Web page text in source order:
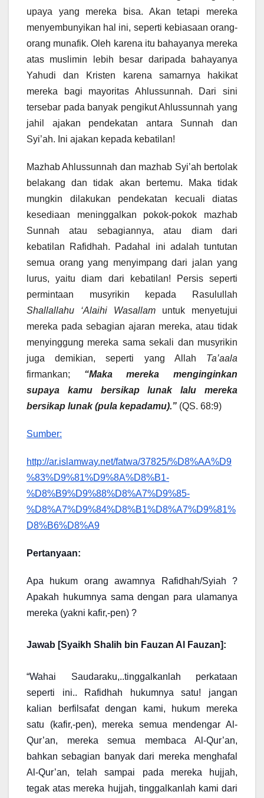
upaya yang mereka bisa. Akan tetapi mereka
menyembunyikan hal ini, seperti kebiasaan orang-
orang munafik. Oleh karena itu bahayanya mereka
atas muslimin lebih besar daripada bahayanya
Yahudi dan Kristen karena samarnya hakikat
mereka bagi mayoritas Ahlussunnah. Dari sini
tersebar pada banyak pengikut Ahlussunnah yang
jahil ajakan pendekatan antara Sunnah dan
Syi’ah. Ini ajakan kepada kebatilan!
Mazhab Ahlussunnah dan mazhab Syi’ah bertolak
belakang dan tidak akan bertemu. Maka tidak
mungkin dilakukan pendekatan kecuali diatas
kesediaan meninggalkan pokok-pokok mazhab
Sunnah atau sebagiannya, atau diam dari
kebatilan Rafidhah. Padahal ini adalah tuntutan
semua orang yang menyimpang dari jalan yang
lurus, yaitu diam dari kebatilan! Persis seperti
permintaan musyrikin kepada Rasulullah
Shallallahu ‘Alaihi Wasallam untuk menyetujui
mereka pada sebagian ajaran mereka, atau tidak
menyinggung mereka sama sekali dan musyrikin
juga demikian, seperti yang Allah Ta’aala
firmankan; “Maka mereka menginginkan
supaya kamu bersikap lunak lalu mereka
bersikap lunak (pula kepadamu).” (QS. 68:9)
Sumber:
http://ar.islamway.net/fatwa/37825/%D8%AA%D9
%83%D9%81%D9%8A%D8%B1-
%D8%B9%D9%88%D8%A7%D9%85-
%D8%A7%D9%84%D8%B1%D8%A7%D9%81%
D8%B6%D8%A9
Pertanyaan:
Apa hukum orang awamnya Rafidhah/Syiah ?
Apakah hukumnya sama dengan para ulamanya
mereka (yakni kafir,-pen) ?
Jawab [Syaikh Shalih bin Fauzan Al Fauzan]:
“Wahai Saudaraku,..tinggalkanlah perkataan
seperti ini.. Rafidhah hukumnya satu! jangan
kalian berfilsafat dengan kami, hukum mereka
satu (kafir,-pen), mereka semua mendengar Al-
Qur’an, mereka semua membaca Al-Qur’an,
bahkan sebagian banyak dari mereka menghafal
Al-Qur’an, telah sampai pada mereka hujjah,
tegak atas mereka hujjah, tinggalkanlah kami dari